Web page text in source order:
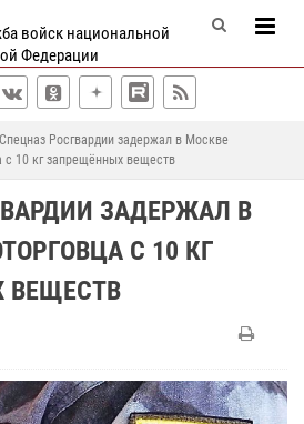
войск национальной
Федерации
Спецназ Росгвардии задержал в Москве
с 10 кг запрещённых веществ
ЗАДЕРЖАЛ В
С 10 КГ
ВЕЩЕСТВ